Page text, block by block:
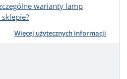
warianty lamp
Więcej użytecznych informacji